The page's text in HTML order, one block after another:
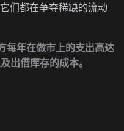
们都在争夺稀缺的流动
每年在做市上的支出高达
出借库存的成本。